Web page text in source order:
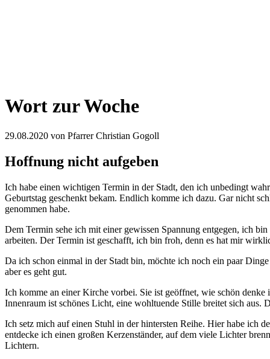
Wort zur Woche
29.08.2020 von Pfarrer Christian Gogoll
Hoffnung nicht aufgeben
Ich habe einen wichtigen Termin in der Stadt, den ich unbedingt
Geburtstag geschenkt bekam. Endlich komme ich dazu. Gar nicht
genommen habe.
Dem Termin sehe ich mit einer gewissen Spannung entgegen, ich
arbeiten. Der Termin ist geschafft, ich bin froh, denn es hat mir
Da ich schon einmal in der Stadt bin, möchte ich noch ein paar
aber es geht gut.
Ich komme an einer Kirche vorbei. Sie ist geöffnet, wie schön
Innenraum ist schönes Licht, eine wohltuende Stille breitet sich aus.
Ich setz mich auf einen Stuhl in der hintersten Reihe. Hier habe ich
entdecke ich einen großen Kerzenständer, auf dem viele Lichter
Lichtern.